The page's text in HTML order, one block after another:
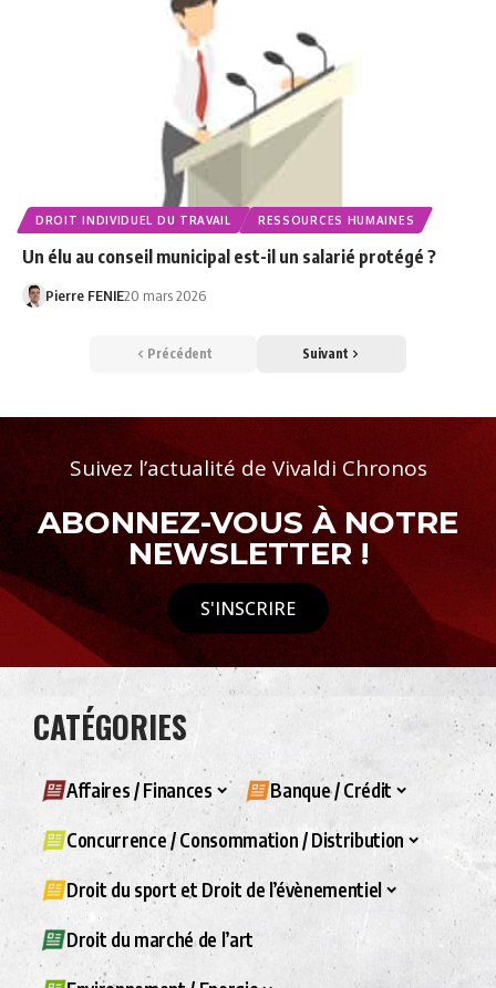
DROIT INDIVIDUEL DU TRAVAIL RESSOURCES HUMAINES
Un élu au conseil municipal est-il un salarié protégé ?
Pierre FENIE20 mars 2026
Précédent Suivant
Suivez l’actualité de Vivaldi Chronos
ABONNEZ-VOUS À NOTRE
NEWSLETTER !
S'INSCRIRE
CATÉGORIES
Affaires / Finances Banque / Crédit
Concurrence / Consommation / Distribution
Droit du sport et Droit de l’évènementiel
Droit du marché de l’art